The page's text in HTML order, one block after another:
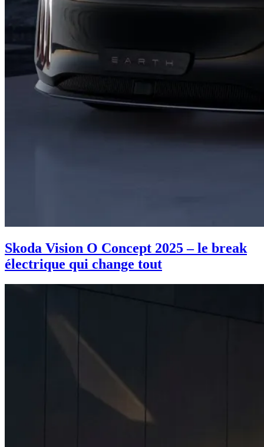
Skoda Vision O Concept 2025 – le break
électrique qui change tout